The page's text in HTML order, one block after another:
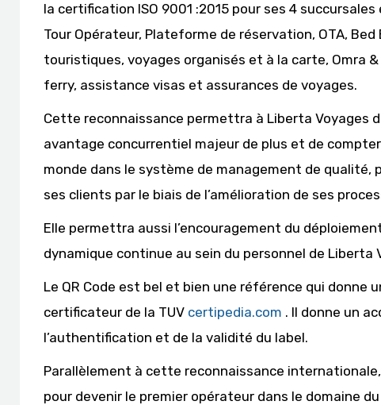
la certification ISO 9001 :2015 pour ses 4
Tour Opérateur, Plateforme de réservation, OTA,
touristiques, voyages organisés et à la carte, Omra
ferry, assistance visas et assurances de voyages.
Cette reconnaissance permettra à Liberta Voyages
avantage concurrentiel majeur de plus et de
monde dans le système de management de qualité,
ses clients par le biais de l’amélioration de ses
Elle permettra aussi l’encouragement du
dynamique continue au sein du personnel de Liberta
Le QR Code est bel et bien une référence qui donne
certificateur de la TUV certipedia.com . Il donne un
l’authentification et de la validité du label.
Parallèlement à cette reconnaissance
pour devenir le premier opérateur dans le domaine